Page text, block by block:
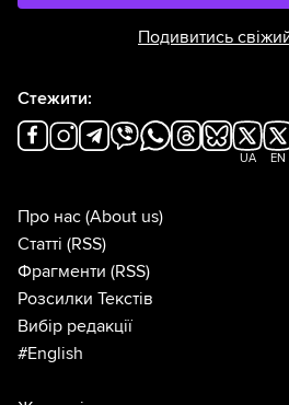
Подивитись
Стежити:
UA EN
Про нас (About us)
Статті (RSS)
Фрагменти (RSS)
Розсилки Текстів
Вибір редакції
#English